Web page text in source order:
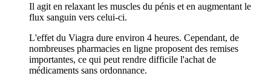
Il agit en relaxant les muscles du pénis et en augmentant le
flux sanguin vers celui-ci.
L'effet du Viagra dure environ 4 heures. Cependant, de
nombreuses pharmacies en ligne proposent des remises
importantes, ce qui peut rendre difficile l'achat de
médicaments sans ordonnance.